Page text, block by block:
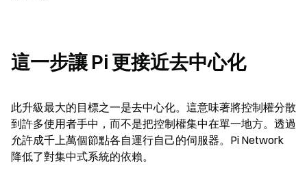
這一步讓 Pi 更接近去中心化
此升級最大的目標之一是去中心化。這意味著將控制權分散
到許多使用者手中，而不是把控制權集中在單一地方。透過
允許成千上萬個節點各自運行自己的伺服器。Pi Network
降低了對集中式系統的依賴。